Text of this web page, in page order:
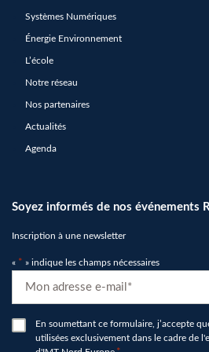
Systèmes Numériques
Énergie Environnement
L’école
Notre réseau
Nos partenaires
Actualités
Agenda
Soyez informés de nos événements
Inscription à une newsletter
« * » indique les champs nécessaires
*
RGPDEn soumettant ce formulaire, j’accepte
utilisées exclusivement dans le cadre de